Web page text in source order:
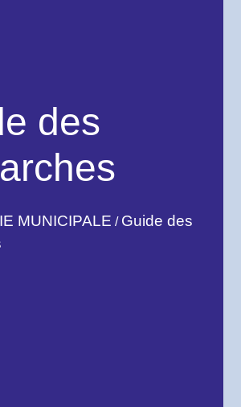
des
MUNICIPALE / Guide des